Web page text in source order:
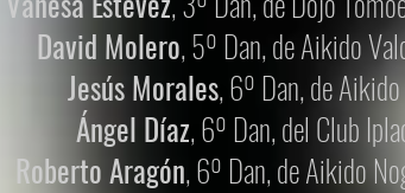
David Molero, 5º Dan, de Aikido
Jesús Morales, 6º Dan, de
Ángel Díaz, 6º Dan, del Club
Roberto Aragón, 6º Dan, de Aikido